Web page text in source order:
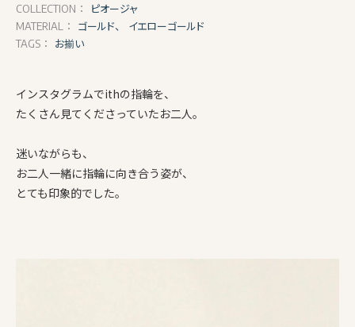
COLLECTION： ピオージャ
MATERIAL： ゴールド、 イエローゴールド
TAGS： お揃い
インスタグラムでithの指輪を、
たくさん見てくださっていたお二人。
迷いながらも、
お二人一緒に指輪に向き合う姿が、
とても印象的でした。